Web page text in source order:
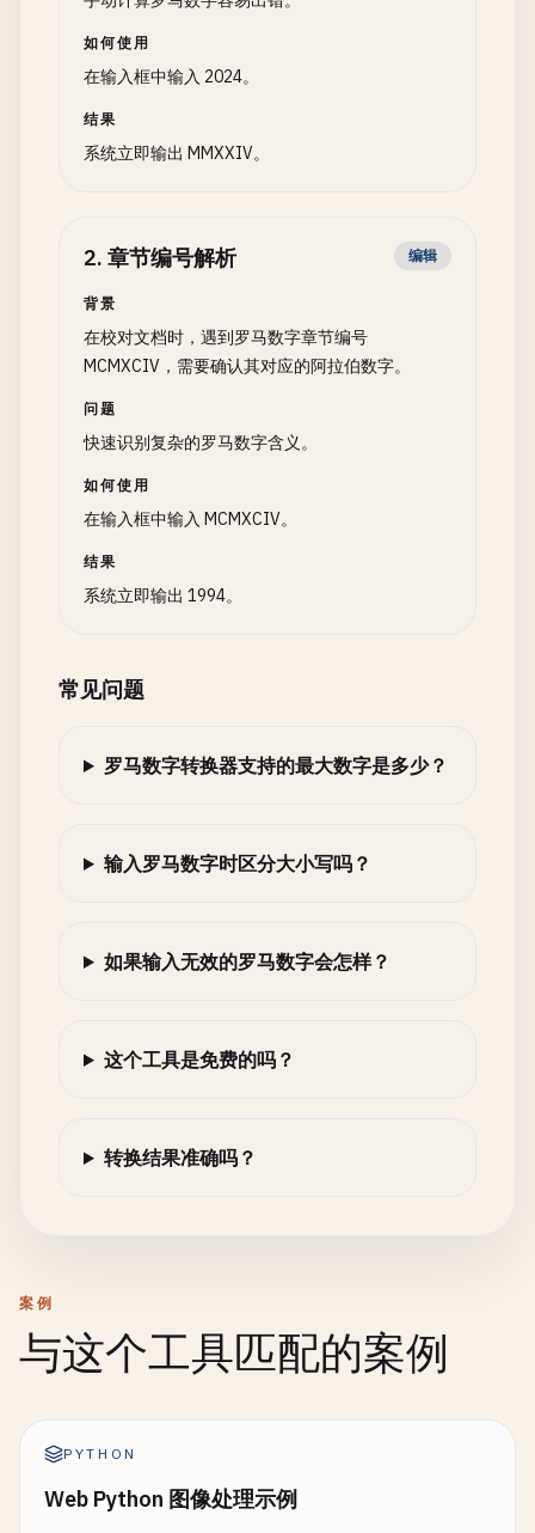
如何使用
在输入框中输入 2024。
结果
系统立即输出 MMXXIV。
2. 章节编号解析 编辑
背景
在校对文档时，遇到罗马数字章节编号
MCMXCIV，需要确认其对应的阿拉伯数字。
问题
快速识别复杂的罗马数字含义。
如何使用
在输入框中输入 MCMXCIV。
结果
系统立即输出 1994。
常见问题
罗马数字转换器支持的最大数字是多少？
输入罗马数字时区分大小写吗？
如果输入无效的罗马数字会怎样？
这个工具是免费的吗？
转换结果准确吗？
案例
与这个工具匹配的案例
PYTHON
Web Python 图像处理示例